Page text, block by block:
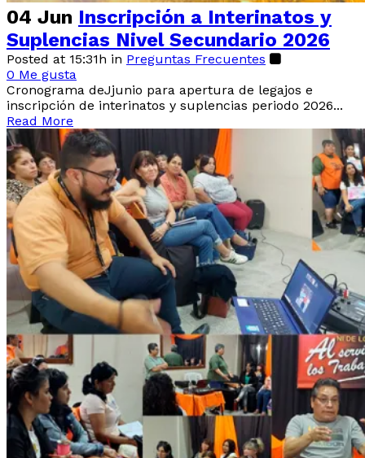
04 Jun Inscripción a Interinatos y
Suplencias Nivel Secundario 2026
Posted at 15:31h in Preguntas Frecuentes
0 Me gusta
Cronograma deJjunio para apertura de legajos e
inscripción de interinatos y suplencias periodo 2026...
Read More